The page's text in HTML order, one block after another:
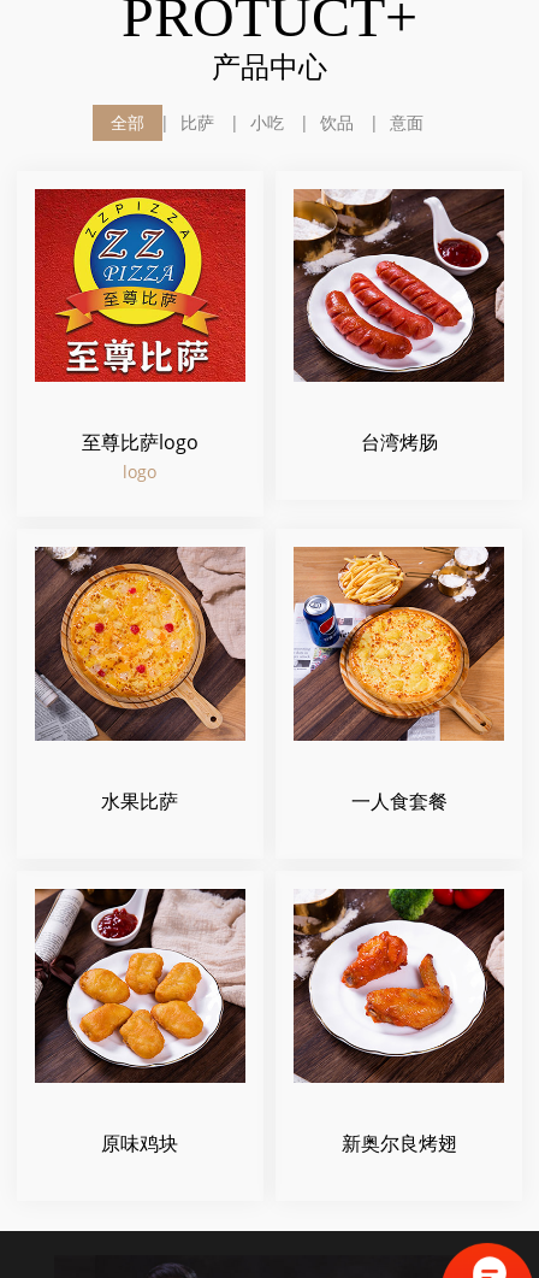
PROTUCT+
产品中心
全部 比萨 小吃 饮品 意面
至尊比萨logo
logo
台湾烤肠
水果比萨 一人食套餐
原味鸡块 新奥尔良烤翅